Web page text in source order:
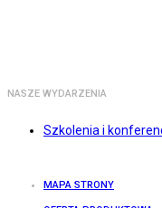
NASZE WYDARZENIA
Szkolenia i
MAPA STRONY